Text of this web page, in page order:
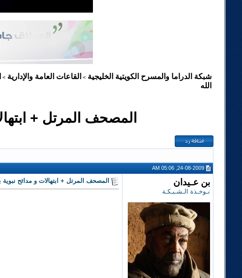
شبكة الدراما والمسرح الكويتية الخليجية > القاعات العامة والإدارية >
الله
المصحف المرتل +
24-08-2009, 05:06 AM
بن عـيدان
نـوخـذة الـشـبـكـة
المصحف المرتل + ابتهالات و مدائح